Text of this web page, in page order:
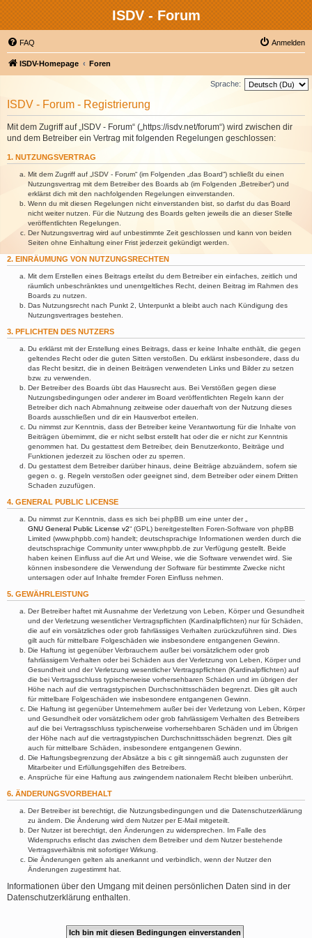
ISDV - Forum
FAQ Anmelden
ISDV-Homepage Foren
Sprache:
ISDV - Forum - Registrierung
Mit dem Zugriff auf „ISDV - Forum“ („https://isdv.net/forum“) wird zwischen dir
und dem Betreiber ein Vertrag mit folgenden Regelungen geschlossen:
1. NUTZUNGSVERTRAG
Mit dem Zugriff auf „ISDV - Forum“ (im Folgenden „das Board“) schließt du einen
Nutzungsvertrag mit dem Betreiber des Boards ab (im Folgenden „Betreiber“) und
erklärst dich mit den nachfolgenden Regelungen einverstanden.
Wenn du mit diesen Regelungen nicht einverstanden bist, so darfst du das Board
nicht weiter nutzen. Für die Nutzung des Boards gelten jeweils die an dieser Stelle
veröffentlichten Regelungen.
Der Nutzungsvertrag wird auf unbestimmte Zeit geschlossen und kann von beiden
Seiten ohne Einhaltung einer Frist jederzeit gekündigt werden.
2. EINRÄUMUNG VON NUTZUNGSRECHTEN
Mit dem Erstellen eines Beitrags erteilst du dem Betreiber ein einfaches, zeitlich und
räumlich unbeschränktes und unentgeltliches Recht, deinen Beitrag im Rahmen des
Boards zu nutzen.
Das Nutzungsrecht nach Punkt 2, Unterpunkt a bleibt auch nach Kündigung des
Nutzungsvertrages bestehen.
3. PFLICHTEN DES NUTZERS
Du erklärst mit der Erstellung eines Beitrags, dass er keine Inhalte enthält, die gegen
geltendes Recht oder die guten Sitten verstoßen. Du erklärst insbesondere, dass du
das Recht besitzt, die in deinen Beiträgen verwendeten Links und Bilder zu setzen
bzw. zu verwenden.
Der Betreiber des Boards übt das Hausrecht aus. Bei Verstößen gegen diese
Nutzungsbedingungen oder anderer im Board veröffentlichten Regeln kann der
Betreiber dich nach Abmahnung zeitweise oder dauerhaft von der Nutzung dieses
Boards ausschließen und dir ein Hausverbot erteilen.
Du nimmst zur Kenntnis, dass der Betreiber keine Verantwortung für die Inhalte von
Beiträgen übernimmt, die er nicht selbst erstellt hat oder die er nicht zur Kenntnis
genommen hat. Du gestattest dem Betreiber, dein Benutzerkonto, Beiträge und
Funktionen jederzeit zu löschen oder zu sperren.
Du gestattest dem Betreiber darüber hinaus, deine Beiträge abzuändern, sofern sie
gegen o. g. Regeln verstoßen oder geeignet sind, dem Betreiber oder einem Dritten
Schaden zuzufügen.
4. GENERAL PUBLIC LICENSE
Du nimmst zur Kenntnis, dass es sich bei phpBB um eine unter der „
GNU General Public License v2“ (GPL) bereitgestellten Foren-Software von phpBB
Limited (www.phpbb.com) handelt; deutschsprachige Informationen werden durch die
deutschsprachige Community unter www.phpbb.de zur Verfügung gestellt. Beide
haben keinen Einfluss auf die Art und Weise, wie die Software verwendet wird. Sie
können insbesondere die Verwendung der Software für bestimmte Zwecke nicht
untersagen oder auf Inhalte fremder Foren Einfluss nehmen.
5. GEWÄHRLEISTUNG
Der Betreiber haftet mit Ausnahme der Verletzung von Leben, Körper und Gesundheit
und der Verletzung wesentlicher Vertragspflichten (Kardinalpflichten) nur für Schäden,
die auf ein vorsätzliches oder grob fahrlässiges Verhalten zurückzuführen sind. Dies
gilt auch für mittelbare Folgeschäden wie insbesondere entgangenen Gewinn.
Die Haftung ist gegenüber Verbrauchern außer bei vorsätzlichem oder grob
fahrlässigem Verhalten oder bei Schäden aus der Verletzung von Leben, Körper und
Gesundheit und der Verletzung wesentlicher Vertragspflichten (Kardinalpflichten) auf
die bei Vertragsschluss typischerweise vorhersehbaren Schäden und im übrigen der
Höhe nach auf die vertragstypischen Durchschnittsschäden begrenzt. Dies gilt auch
für mittelbare Folgeschäden wie insbesondere entgangenen Gewinn.
Die Haftung ist gegenüber Unternehmern außer bei der Verletzung von Leben, Körper
und Gesundheit oder vorsätzlichem oder grob fahrlässigem Verhalten des Betreibers
auf die bei Vertragsschluss typischerweise vorhersehbaren Schäden und im Übrigen
der Höhe nach auf die vertragstypischen Durchschnittsschäden begrenzt. Dies gilt
auch für mittelbare Schäden, insbesondere entgangenen Gewinn.
Die Haftungsbegrenzung der Absätze a bis c gilt sinngemäß auch zugunsten der
Mitarbeiter und Erfüllungsgehilfen des Betreibers.
Ansprüche für eine Haftung aus zwingendem nationalem Recht bleiben unberührt.
6. ÄNDERUNGSVORBEHALT
Der Betreiber ist berechtigt, die Nutzungsbedingungen und die Datenschutzerklärung
zu ändern. Die Änderung wird dem Nutzer per E-Mail mitgeteilt.
Der Nutzer ist berechtigt, den Änderungen zu widersprechen. Im Falle des
Widerspruchs erlischt das zwischen dem Betreiber und dem Nutzer bestehende
Vertragsverhältnis mit sofortiger Wirkung.
Die Änderungen gelten als anerkannt und verbindlich, wenn der Nutzer den
Änderungen zugestimmt hat.
Informationen über den Umgang mit deinen persönlichen Daten sind in der
Datenschutzerklärung enthalten.